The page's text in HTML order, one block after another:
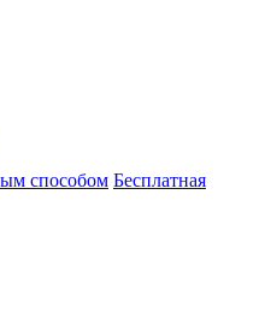
способом Бесплатная